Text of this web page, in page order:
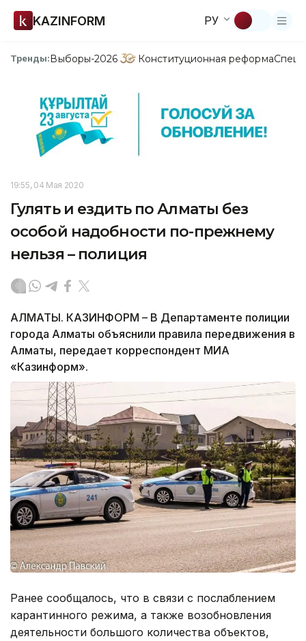
KAZINFORM РУ
Тренды:Выборы-2026 Конституционная реформа
19:55, 04 Мая 2020
Гулять и ездить по Алматы без
особой надобности по-прежнему
нельзя – полиция
АЛМАТЫ. КАЗИНФОРМ – В Департаменте полиции
города Алматы объяснили правила передвижения в
Алматы, передает корреспондент МИА
«Казинформ».
Ранее сообщалось, что в связи с послаблением
карантинного режима, а также возобновления
деятельности большого количества объектов,